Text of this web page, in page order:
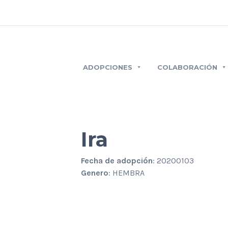
ADOPCIONES COLABORACIÓN
Ira
Fecha de adopción: 20200103
Genero: HEMBRA